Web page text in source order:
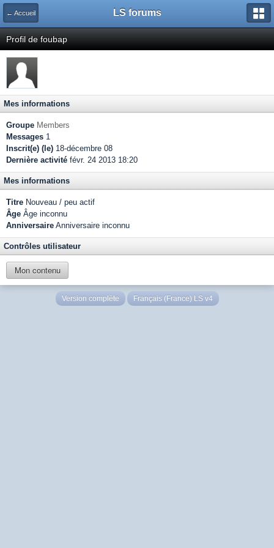
← Accueil LS forums
Profil de foubap
Mes informations
Groupe Members
Messages 1
Inscrit(e) (le) 18-décembre 08
Dernière activité févr. 24 2013 18:20
Mes informations
Titre Nouveau / peu actif
Âge Âge inconnu
Anniversaire Anniversaire inconnu
Contrôles utilisateur
Mon contenu
Version complète Français (France) LS v4